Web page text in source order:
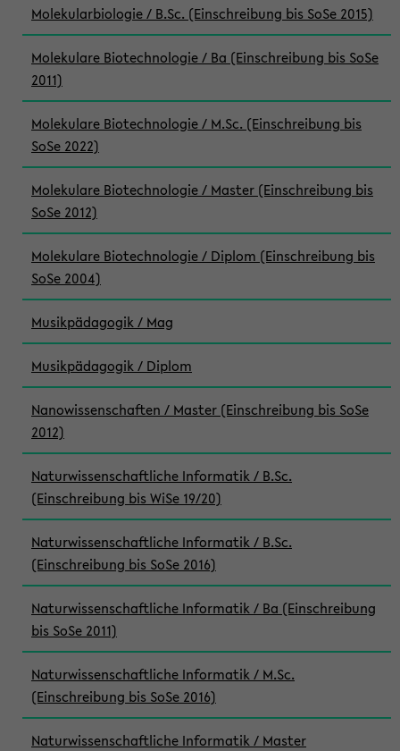
Molekularbiologie / B.Sc. (Einschreibung bis SoSe 2015)
Molekulare Biotechnologie / Ba (Einschreibung bis SoSe
2011)
Molekulare Biotechnologie / M.Sc. (Einschreibung bis
SoSe 2022)
Molekulare Biotechnologie / Master (Einschreibung bis
SoSe 2012)
Molekulare Biotechnologie / Diplom (Einschreibung bis
SoSe 2004)
Musikpädagogik / Mag
Musikpädagogik / Diplom
Nanowissenschaften / Master (Einschreibung bis SoSe
2012)
Naturwissenschaftliche Informatik / B.Sc.
(Einschreibung bis WiSe 19/20)
Naturwissenschaftliche Informatik / B.Sc.
(Einschreibung bis SoSe 2016)
Naturwissenschaftliche Informatik / Ba (Einschreibung
bis SoSe 2011)
Naturwissenschaftliche Informatik / M.Sc.
(Einschreibung bis SoSe 2016)
Naturwissenschaftliche Informatik / Master